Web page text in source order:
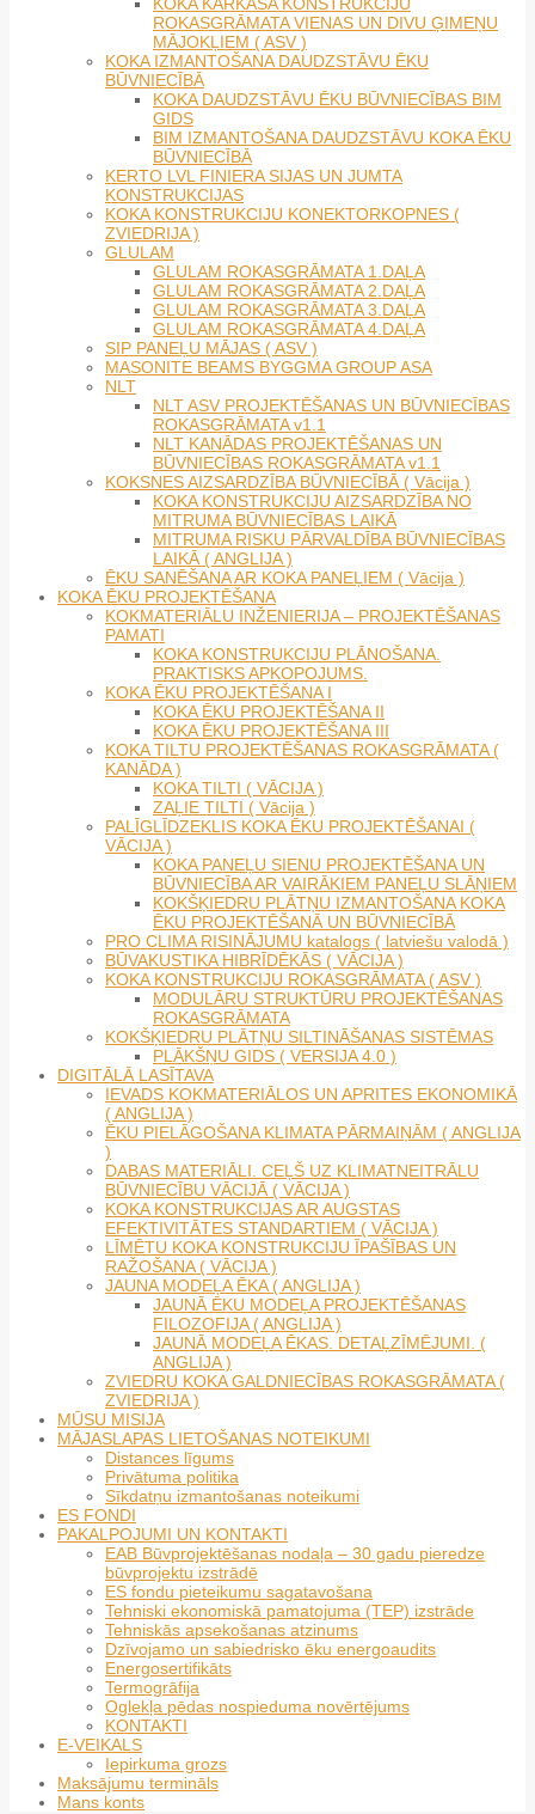
KOKA KARKASA KONSTRUKCIJU
ROKASGRĀMATA VIENAS UN DIVU ĢIMEŅU
MĀJOKĻIEM ( ASV )
KOKA IZMANTOŠANA DAUDZSTĀVU ĒKU
BŪVNIECĪBĀ
KOKA DAUDZSTĀVU ĒKU BŪVNIECĪBAS BIM
GIDS
BIM IZMANTOŠANA DAUDZSTĀVU KOKA ĒKU
BŪVNIECĪBĀ
KERTO LVL FINIERA SIJAS UN JUMTA
KONSTRUKCIJAS
KOKA KONSTRUKCIJU KONEKTORKOPNES (
ZVIEDRIJA )
GLULAM
GLULAM ROKASGRĀMATA 1.DAĻA
GLULAM ROKASGRĀMATA 2.DAĻA
GLULAM ROKASGRĀMATA 3.DAĻA
GLULAM ROKASGRĀMATA 4.DAĻA
SIP PANEĻU MĀJAS ( ASV )
MASONITE BEAMS BYGGMA GROUP ASA
NLT
NLT ASV PROJEKTĒŠANAS UN BŪVNIECĪBAS
ROKASGRĀMATA v1.1
NLT KANĀDAS PROJEKTĒŠANAS UN
BŪVNIECĪBAS ROKASGRĀMATA v1.1
KOKSNES AIZSARDZĪBA BŪVNIECĪBĀ ( Vācija )
KOKA KONSTRUKCIJU AIZSARDZĪBA NO
MITRUMA BŪVNIECĪBAS LAIKĀ
MITRUMA RISKU PĀRVALDĪBA BŪVNIECĪBAS
LAIKĀ ( ANGLIJA )
ĒKU SANĒŠANA AR KOKA PANEĻIEM ( Vācija )
KOKA ĒKU PROJEKTĒŠANA
KOKMATERIĀLU INŽENIERIJA – PROJEKTĒŠANAS
PAMATI
KOKA KONSTRUKCIJU PLĀNOŠANA.
PRAKTISKS APKOPOJUMS.
KOKA ĒKU PROJEKTĒŠANA I
KOKA ĒKU PROJEKTĒŠANA II
KOKA ĒKU PROJEKTĒŠANA III
KOKA TILTU PROJEKTĒŠANAS ROKASGRĀMATA (
KANĀDA )
KOKA TILTI ( VĀCIJA )
ZAĻIE TILTI ( Vācija )
PALĪGLĪDZEKLIS KOKA ĒKU PROJEKTĒŠANAI (
VĀCIJA )
KOKA PANEĻU SIENU PROJEKTĒŠANA UN
BŪVNIECĪBA AR VAIRĀKIEM PANEĻU SLĀŅIEM
KOKŠĶIEDRU PLĀTŅU IZMANTOŠANA KOKA
ĒKU PROJEKTĒŠANĀ UN BŪVNIECĪBĀ
PRO CLIMA RISINĀJUMU katalogs ( latviešu valodā )
BŪVAKUSTIKA HIBRĪDĒKĀS ( VĀCIJA )
KOKA KONSTRUKCIJU ROKASGRĀMATA ( ASV )
MODULĀRU STRUKTŪRU PROJEKTĒŠANAS
ROKASGRĀMATA
KOKŠĶIEDRU PLĀTŅU SILTINĀŠANAS SISTĒMAS
PLĀKŠŅU GIDS ( VERSIJA 4.0 )
DIGITĀLĀ LASĪTAVA
IEVADS KOKMATERIĀLOS UN APRITES EKONOMIKĀ
( ANGLIJA )
ĒKU PIELĀGOŠANA KLIMATA PĀRMAIŅĀM ( ANGLIJA
)
DABAS MATERIĀLI. CEĻŠ UZ KLIMATNEITRĀLU
BŪVNIECĪBU VĀCIJĀ ( VĀCIJA )
KOKA KONSTRUKCIJAS AR AUGSTAS
EFEKTIVITĀTES STANDARTIEM ( VĀCIJA )
LĪMĒTU KOKA KONSTRUKCIJU ĪPAŠĪBAS UN
RAŽOŠANA ( VĀCIJA )
JAUNA MODEĻA ĒKA ( ANGLIJA )
JAUNĀ ĒKU MODEĻA PROJEKTĒŠANAS
FILOZOFIJA ( ANGLIJA )
JAUNĀ MODEĻA ĒKAS. DETAĻZĪMĒJUMI. (
ANGLIJA )
ZVIEDRU KOKA GALDNIECĪBAS ROKASGRĀMATA (
ZVIEDRIJA )
MŪSU MISIJA
MĀJASLAPAS LIETOŠANAS NOTEIKUMI
Distances līgums
Privātuma politika
Sīkdatņu izmantošanas noteikumi
ES FONDI
PAKALPOJUMI UN KONTAKTI
EAB Būvprojektēšanas nodaļa – 30 gadu pieredze
būvprojektu izstrādē
ES fondu pieteikumu sagatavošana
Tehniski ekonomiskā pamatojuma (TEP) izstrāde
Tehniskās apsekošanas atzinums
Dzīvojamo un sabiedrisko ēku energoaudits
Energosertifikāts
Termogrāfija
Oglekļa pēdas nospieduma novērtējums
KONTAKTI
E-VEIKALS
Iepirkuma grozs
Maksājumu termināls
Mans konts